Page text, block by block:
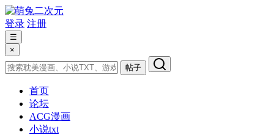
登录 注册
☰
×
帖子
首页
论坛
ACG漫画
小说txt